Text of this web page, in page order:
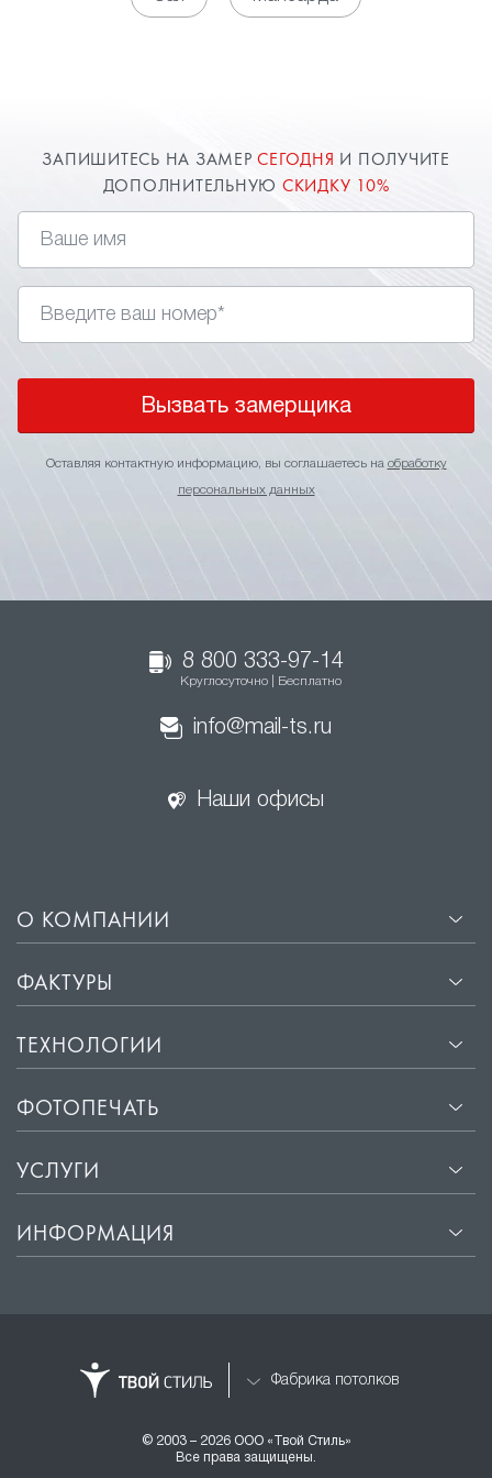
помещение. Довольно часто устанавливают
ЗАПИШИТЕСЬ НА ЗАМЕРСЕГОДНЯ И ПОЛУЧИТЕ
ДОПОЛНИТЕЛЬНУЮ СКИДКУ 10%
Вызвать замерщика
Оставляя контактную информацию, вы соглашаетесь на обработку
персональных данных
8 800 333-97-14
Круглосуточно | Бесплатно
info@mail-ts.ru
Наши офисы
О КОМПАНИИ
ФАКТУРЫ
ТЕХНОЛОГИИ
ФОТОПЕЧАТЬ
УСЛУГИ
ИНФОРМАЦИЯ
Фабрика потолков
© 2003 – 2026 ООО «Твой Стиль»
Все права защищены.